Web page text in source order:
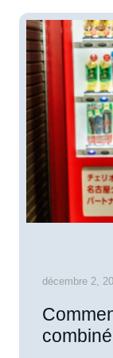
décembre 2,